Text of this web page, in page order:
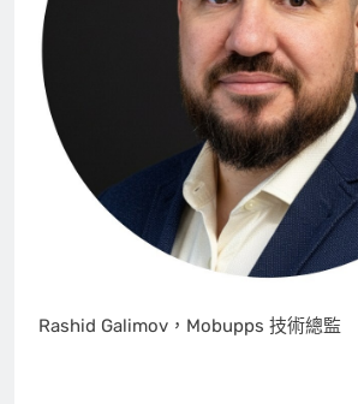
Rashid Galimov，Mobupps 技術總監